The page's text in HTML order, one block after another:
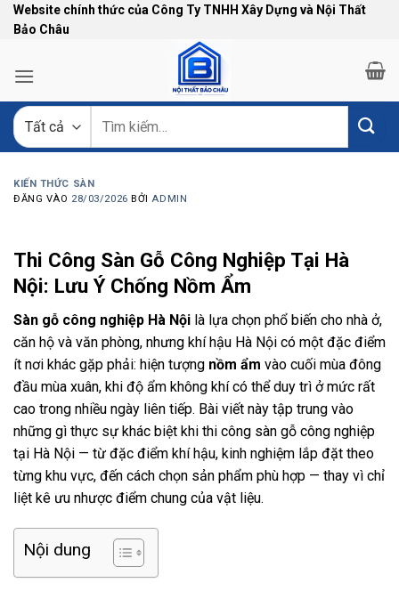
Bỏ
qua
dung
Website chính thức của Công Ty TNHH Xây Dựng và Nội Thất
Bảo Châu
kiếm:
KIẾN THỨC SÀN
ĐĂNG VÀO 28/03/2026 BỞIADMIN
Thi Công Sàn Gỗ Công Nghiệp Tại Hà
Nội: Lưu Ý Chống Nồm Ẩm
Sàn gỗ công nghiệp Hà Nội là lựa chọn phổ biến cho nhà ở,
căn hộ và văn phòng, nhưng khí hậu Hà Nội có một đặc điểm
ít nơi khác gặp phải: hiện tượng nồm ẩm vào cuối mùa đông
đầu mùa xuân, khi độ ẩm không khí có thể duy trì ở mức rất
cao trong nhiều ngày liên tiếp. Bài viết này tập trung vào
những gì thực sự khác biệt khi thi công sàn gỗ công nghiệp
tại Hà Nội — từ đặc điểm khí hậu, kinh nghiệm lắp đặt theo
từng khu vực, đến cách chọn sản phẩm phù hợp — thay vì chỉ
liệt kê ưu nhược điểm chung của vật liệu.
Nội dung